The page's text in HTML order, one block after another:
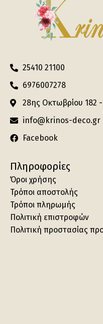
25410 21100
6976007278
28ης Οκτωβρίου 182
info@krinos-deco.gr
Facebook
Πληροφορίες
Όροι χρήσης
Τρόποι αποστολής
Τρόποι πληρωμής
Πολιτική επιστροφών
Πολιτική προστασίας